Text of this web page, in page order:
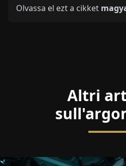
Olvassa el ezt a cikket
Altri